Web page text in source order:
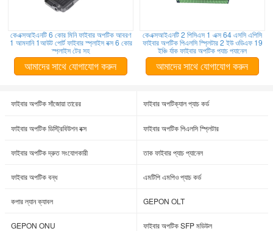
কেএক্সআইএনটি 6 কোর মিনি ফাইবার অপটিক আবরণ
1 আমদানি 1আউট পোর্ট ফাইবার স্প্লাইস বক্স 6 কোর
স্প্লাইস ট্রে সহ
আমাদের সাথে যোগাযোগ করুন
কেএক্সআইএনটি 2 পিসিএস 1 এক্স 64 এসসি এপিসি
ফাইবার অপটিক পিএলসি স্প্লিটার 2 ইউ ওডিএফ 19
ইঞ্চি র্যাক ফাইবার অপটিক প্যাচ প্যানেল
আমাদের সাথে যোগাযোগ করুন
ফাইবার অপটিক সাঁজোয়া তারের ফাইবার অপটিক্যাল প্যাচ কর্ড
ফাইবার অপটিক ডিস্ট্রিবিউশন বক্স ফাইবার অপটিক পিএলসি স্প্লিটার
ফাইবার অপটিক দ্রুত সংযোগকারী তাক ফাইবার প্যাচ প্যানেল
ফাইবার অপটিক বন্ধ এমটিপি এমপিও প্যাচ কর্ড
কপার ল্যান ক্যাবল GEPON OLT
GEPON ONU ফাইবার অপটিক SFP মডিউল